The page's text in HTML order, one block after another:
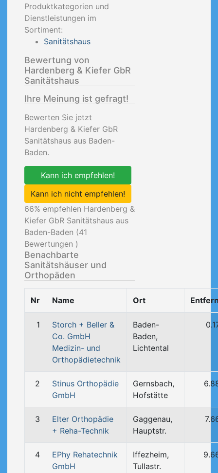
Produktkategorien und
Dienstleistungen im
Sortiment:
Sanitätshaus
Bewertung von
Hardenberg & Kiefer GbR
Sanitätshaus
Ihre Meinung ist gefragt!
Bewerten Sie jetzt
Hardenberg & Kiefer GbR
Sanitätshaus aus Baden-
Baden.
Kann ich empfehlen!
Kann ich nicht empfehlen!
66% empfehlen Hardenberg &
Kiefer GbR Sanitätshaus aus
Baden-Baden (41
Bewertungen )
Benachbarte
Sanitätshäuser und
Orthopäden
Nr Name Ort
1
Storch + Beller &
Co. GmbH
Medizin- und
Orthopädietechnik
Baden-
Baden,
Lichtental
2
Stinus Orthopädie
GmbH
Gernsbach,
Hofstätte
3
Elter Orthopädie
+ Reha-Technik
Gaggenau,
Hauptstr.
4
EPhy Rehatechnik
GmbH
Iffezheim,
Tullastr.